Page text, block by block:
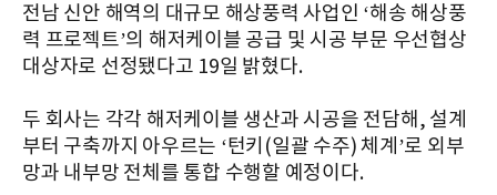
전남 신안 해역의 대규모 해상풍력 사업인 ‘해송 해상풍
력 프로젝트’의 해저케이블 공급 및 시공 부문 우선협상
대상자로 선정됐다고 19일 밝혔다.
두 회사는 각각 해저케이블 생산과 시공을 전담해, 설계
부터 구축까지 아우르는 ‘턴키(일괄 수주) 체계’로 외부
망과 내부망 전체를 통합 수행할 예정이다.